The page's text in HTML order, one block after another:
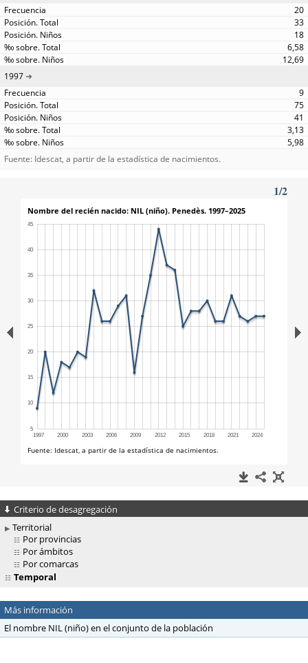
20
33
18
6,58
12,69
1997
9
75
41
3,13
5,98
Fuente: Idescat, a partir de la estadística de nacimientos.
Criterio de desagregación
Territorial
Por provincias
Por ámbitos
Por comarcas
Temporal
Más información
El nombre NIL (niño) en el conjunto de la población